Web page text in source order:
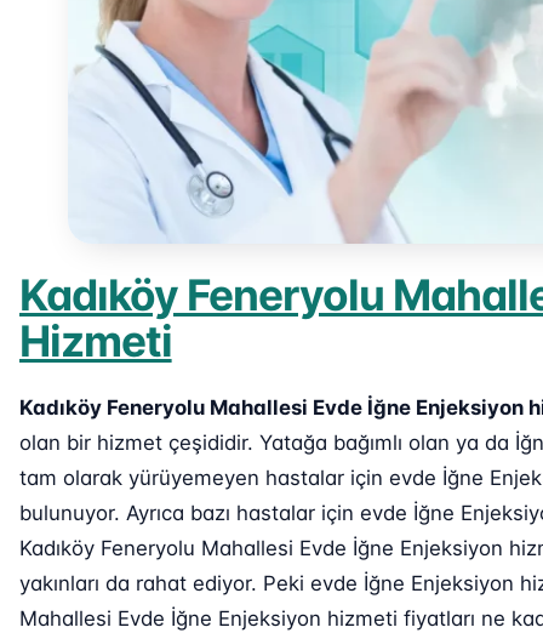
Kadıköy Feneryolu
Hizmeti
Kadıköy Feneryolu Mahallesi Evde İğne Enjeksiyon
olan bir hizmet çeşididir. Yatağa bağımlı olan ya da
tam olarak yürüyemeyen hastalar için evde İğne
bulunuyor. Ayrıca bazı hastalar için evde İğne
Kadıköy Feneryolu Mahallesi Evde İğne Enjeksiyon
yakınları da rahat ediyor. Peki evde İğne Enjeksiyon
Mahallesi Evde İğne Enjeksiyon hizmeti fiyatları ne